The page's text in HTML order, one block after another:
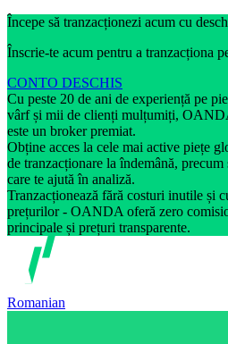
Începe să tranzacționezi acum cu
Înscrie-te acum pentru a tranzacționa
CONTO DESCHIS
Cu peste 20 de ani de experiență pe
vârf și mii de clienți mulțumiți,
este un broker premiat.
Obține acces la cele mai active piețe
de tranzacționare la îndemână,
care te ajută în analiză.
Tranzacționează fără costuri inutile și
prețurilor - OANDA oferă zero
principale și prețuri transparente.
Romanian